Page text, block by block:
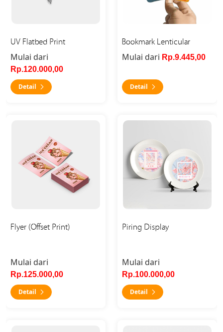
UV Flatbed Print
Mulai dari
Rp.120.000,00
Detail
Bookmark Lenticular
Mulai dari Rp.9.445,00
Detail
Flyer (Offset Print)
Mulai dari
Rp.125.000,00
Detail
Piring Display
Mulai dari
Rp.100.000,00
Detail
Detail Piring Display